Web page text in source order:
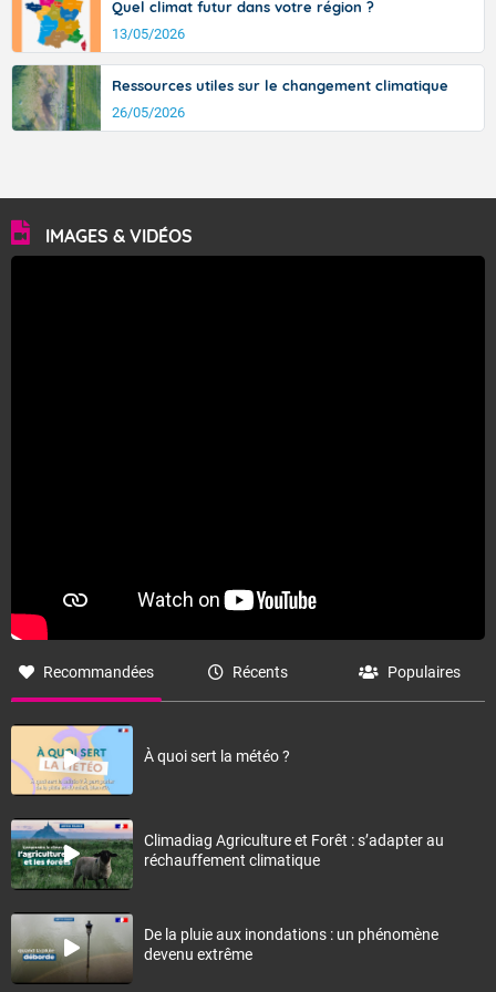
Quel climat futur dans votre région ?
13/05/2026
Ressources utiles sur le changement climatique
26/05/2026
IMAGES & VIDÉOS
Recommandées Récents Populaires
À quoi sert la météo ?
Climadiag Agriculture et Forêt : s’adapter au
réchauffement climatique
De la pluie aux inondations : un phénomène
devenu extrême